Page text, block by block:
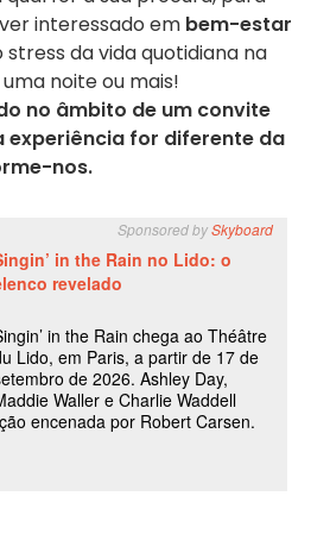
interessado em bem-estar
da vida quotidiana na
noite ou mais!
no âmbito de um convite
experiência for diferente da
nos.